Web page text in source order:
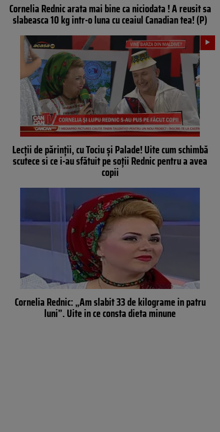
Cornelia Rednic arata mai bine ca niciodata ! A reusit sa
slabeasca 10 kg intr-o luna cu ceaiul Canadian tea! (P)
Lecţii de părinţii, cu Tociu şi Palade! Uite cum schimbă
scutece si ce i-au sfătuit pe soţii Rednic pentru a avea
copii
Cornelia Rednic: „Am slabit 33 de kilograme in patru
luni”. Uite in ce consta dieta minune